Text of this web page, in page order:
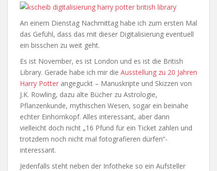
An einem Dienstag Nachmittag habe ich zum ersten Mal
das Gefühl, dass das mit dieser Digitalisierung eventuell
ein bisschen zu weit geht.
Es ist November, es ist London und es ist die British
Library. Gerade habe ich mir die Ausstellung zu 20 Jahren
Harry Potter angeguckt – Manuskripte und Skizzen von
J.K. Rowling, dazu alte Bücher zu Astrologie,
Pflanzenkunde, mythischen Wesen, sogar ein beinahe
echter Einhornkopf. Alles interessant, aber dann
vielleicht doch nicht „16 Pfund für ein Ticket zahlen und
trotzdem noch nicht mal fotografieren dürfen“-
interessant.
Jedenfalls steht neben der Infotheke so ein Aufsteller